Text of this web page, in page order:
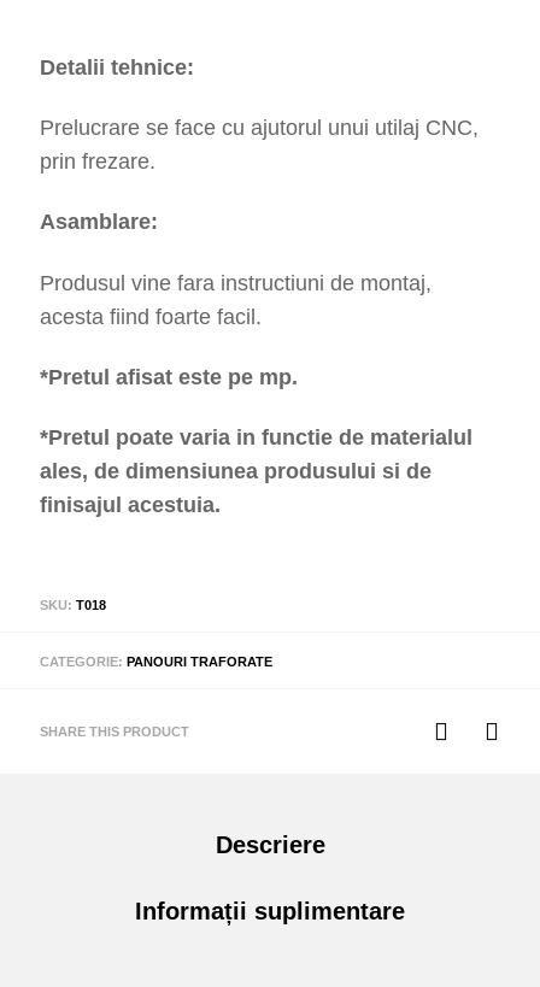
Detalii tehnice:
Prelucrare se face cu ajutorul unui utilaj CNC,
prin frezare.
Asamblare:
Produsul vine fara instructiuni de montaj,
acesta fiind foarte facil.
*Pretul afisat este pe mp.
*Pretul poate varia in functie de materialul
ales, de dimensiunea produsului si de
finisajul acestuia.
SKU:T018
CATEGORIE:PANOURI TRAFORATE
SHARE THIS PRODUCT
Descriere
Informații suplimentare